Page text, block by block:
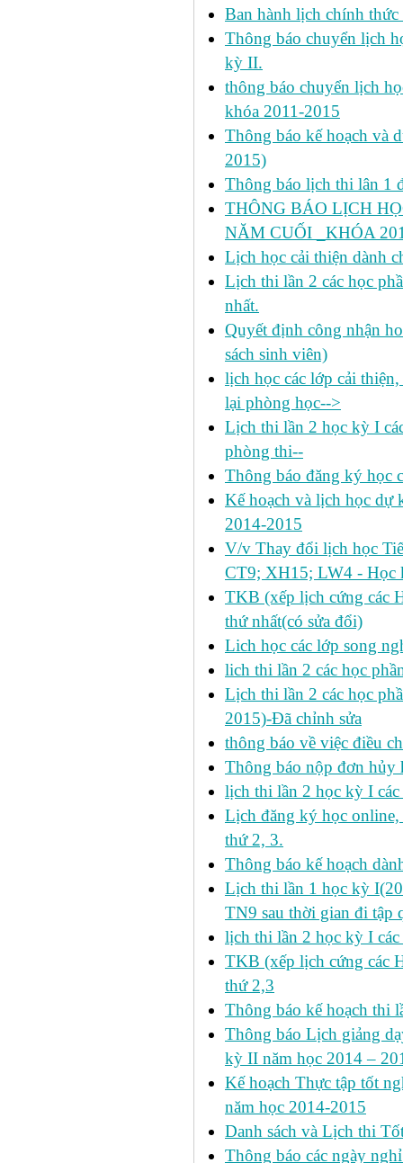
Ban hành lịch chính
Thông báo chuyển lịch
kỳ II.
thông báo chuyển lịch
khóa 2011-2015
Thông báo kế hoạch và
2015)
Thông báo lịch thi lân 1
THÔNG BÁO LỊCH
NĂM CUỐI _KHÓA
Lịch học cải thiện dành
Lịch thi lần 2 các học
nhất.
Quyết định công nhận
sách sinh viên)
lịch học các lớp cải
lại phòng học-->
Lịch thi lần 2 học kỳ I
phòng thi--
Thông báo đăng ký học
Kế hoạch và lịch học dự
2014-2015
V/v Thay đổi lịch học
CT9; XH15; LW4 - Học
TKB (xếp lịch cứng các
thứ nhất(có sửa đổi)
Lich học các lớp song
lich thi lần 2 các học
Lịch thi lần 2 các học
2015)-Đã chỉnh sửa
thông báo về việc điều
Thông báo nộp đơn hủy
lịch thi lần 2 học kỳ I
Lịch đăng ký học
thứ 2, 3.
Thông báo kế hoạch
Lịch thi lần 1 học kỳ
TN9 sau thời gian đi tập
lịch thi lần 2 học kỳ I
TKB (xếp lịch cứng các
thứ 2,3
Thông báo kế hoạch thi
Thông báo Lịch giảng
kỳ II năm học 2014 –
Kế hoạch Thực tập tốt
năm học 2014-2015
Danh sách và Lịch thi
Thông báo các ngày